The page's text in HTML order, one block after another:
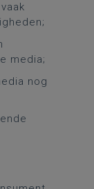
media;
nog